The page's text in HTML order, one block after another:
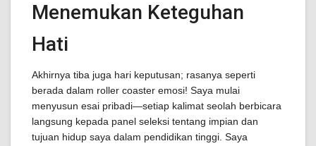
Menemukan Keteguhan
Hati
Akhirnya tiba juga hari keputusan; rasanya seperti
berada dalam roller coaster emosi! Saya mulai
menyusun esai pribadi—setiap kalimat seolah berbicara
langsung kepada panel seleksi tentang impian dan
tujuan hidup saya dalam pendidikan tinggi. Saya